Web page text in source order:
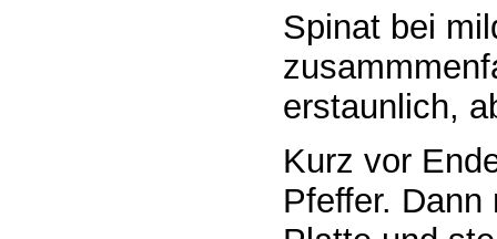
Spinat bei
erstaunlich,
Kurz vor
Pfeffer. Dann